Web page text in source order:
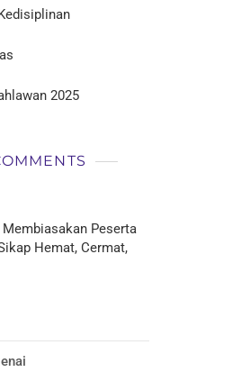
2025
Peserta
Hemat, Cermat,